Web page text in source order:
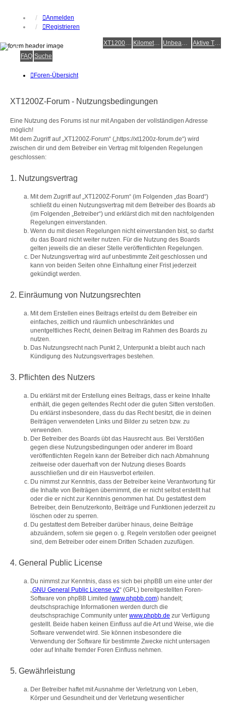
Anmelden
Registrieren
XT1200Z-Wiki Kilometerstatistik Unbeantwortete Themen Aktive Themen
Alles rund um die Yamaha XT1200Z Super Ténéré
FAQ Suche
Foren-Übersicht
XT1200Z-Forum - Nutzungsbedingungen
Eine Nutzung des Forums ist nur mit Angaben der vollständigen Adresse
möglich!
Mit dem Zugriff auf „XT1200Z-Forum“ („https://xt1200z-forum.de“) wird
zwischen dir und dem Betreiber ein Vertrag mit folgenden Regelungen
geschlossen:
1. Nutzungsvertrag
Mit dem Zugriff auf „XT1200Z-Forum“ (im Folgenden „das Board“)
schließt du einen Nutzungsvertrag mit dem Betreiber des Boards ab
(im Folgenden „Betreiber“) und erklärst dich mit den nachfolgenden
Regelungen einverstanden.
Wenn du mit diesen Regelungen nicht einverstanden bist, so darfst
du das Board nicht weiter nutzen. Für die Nutzung des Boards
gelten jeweils die an dieser Stelle veröffentlichten Regelungen.
Der Nutzungsvertrag wird auf unbestimmte Zeit geschlossen und
kann von beiden Seiten ohne Einhaltung einer Frist jederzeit
gekündigt werden.
2. Einräumung von Nutzungsrechten
Mit dem Erstellen eines Beitrags erteilst du dem Betreiber ein
einfaches, zeitlich und räumlich unbeschränktes und
unentgeltliches Recht, deinen Beitrag im Rahmen des Boards zu
nutzen.
Das Nutzungsrecht nach Punkt 2, Unterpunkt a bleibt auch nach
Kündigung des Nutzungsvertrages bestehen.
3. Pflichten des Nutzers
Du erklärst mit der Erstellung eines Beitrags, dass er keine Inhalte
enthält, die gegen geltendes Recht oder die guten Sitten verstoßen.
Du erklärst insbesondere, dass du das Recht besitzt, die in deinen
Beiträgen verwendeten Links und Bilder zu setzen bzw. zu
verwenden.
Der Betreiber des Boards übt das Hausrecht aus. Bei Verstößen
gegen diese Nutzungsbedingungen oder anderer im Board
veröffentlichten Regeln kann der Betreiber dich nach Abmahnung
zeitweise oder dauerhaft von der Nutzung dieses Boards
ausschließen und dir ein Hausverbot erteilen.
Du nimmst zur Kenntnis, dass der Betreiber keine Verantwortung für
die Inhalte von Beiträgen übernimmt, die er nicht selbst erstellt hat
oder die er nicht zur Kenntnis genommen hat. Du gestattest dem
Betreiber, dein Benutzerkonto, Beiträge und Funktionen jederzeit zu
löschen oder zu sperren.
Du gestattest dem Betreiber darüber hinaus, deine Beiträge
abzuändern, sofern sie gegen o. g. Regeln verstoßen oder geeignet
sind, dem Betreiber oder einem Dritten Schaden zuzufügen.
4. General Public License
Du nimmst zur Kenntnis, dass es sich bei phpBB um eine unter der
„GNU General Public License v2“ (GPL) bereitgestellten Foren-
Software von phpBB Limited (www.phpbb.com) handelt;
deutschsprachige Informationen werden durch die
deutschsprachige Community unter www.phpbb.de zur Verfügung
gestellt. Beide haben keinen Einfluss auf die Art und Weise, wie die
Software verwendet wird. Sie können insbesondere die
Verwendung der Software für bestimmte Zwecke nicht untersagen
oder auf Inhalte fremder Foren Einfluss nehmen.
5. Gewährleistung
Der Betreiber haftet mit Ausnahme der Verletzung von Leben,
Körper und Gesundheit und der Verletzung wesentlicher